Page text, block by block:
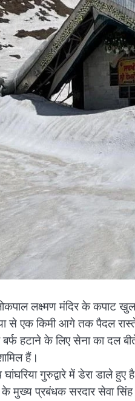
लक्ष्मण मंदिर के कपाट
से एक किमी आगे तक पैदल
बर्फ हटाने के लिए सेना का
हैं।
गुरुद्वारे में डेरा डाले हुए
मुख्य प्रबंधक सरदार सेवा